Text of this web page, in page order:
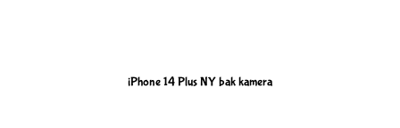
iPhone 14 Plus NY bak kamera